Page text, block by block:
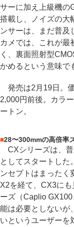
サーに加え上級機の
搭載し、ノイズの大
ンサーは、まだ普及
カメでは、これが最
く、裏面照射型
かめるという意味で
発売は2月19日。
2,000円前後。カラ
ートン。
■28〜300mmの高倍率
CXシリーズは、普
としてスタートした
ンセプトはまったく
X2を経て、CX3に
ーズ（Caplio
能は必要としないが
いというユーザーを